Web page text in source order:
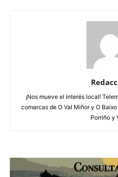
¡Nos mueve el interés local!
comarcas de O Val Miñor y O
Porriño y